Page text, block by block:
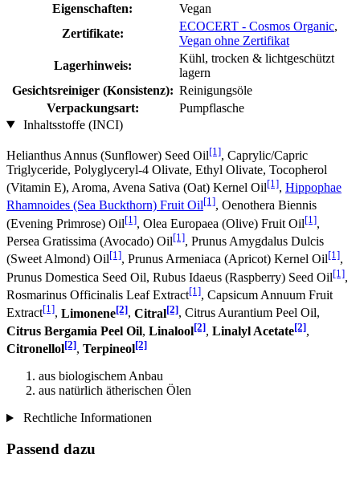
Eigenschaften:
Vegan
Zertifikate:
ECOCERT - Cosmos Organic,
Vegan ohne Zertifikat
Lagerhinweis:
Kühl, trocken & lichtgeschützt
lagern
Gesichtsreiniger (Konsistenz): Reinigungsöle
Verpackungsart:
Pumpflasche
Inhaltsstoffe (INCI)
Helianthus Annus (Sunflower) Seed Oil[1], Caprylic/Capric
Triglyceride, Polyglyceryl-4 Olivate, Ethyl Olivate, Tocopherol
(Vitamin E), Aroma, Avena Sativa (Oat) Kernel Oil[1], Hippophae
Rhamnoides (Sea Buckthorn) Fruit Oil[1], Oenothera Biennis
(Evening Primrose) Oil[1], Olea Europaea (Olive) Fruit Oil[1],
Persea Gratissima (Avocado) Oil[1], Prunus Amygdalus Dulcis
(Sweet Almond) Oil[1], Prunus Armeniaca (Apricot) Kernel Oil[1],
Prunus Domestica Seed Oil, Rubus Idaeus (Raspberry) Seed Oil[1],
Rosmarinus Officinalis Leaf Extract[1], Capsicum Annuum Fruit
Extract[1], Limonene[2], Citral[2], Citrus Aurantium Peel Oil,
Citrus Bergamia Peel Oil, Linalool[2], Linalyl Acetate[2],
Citronellol[2], Terpineol[2]
aus biologischem Anbau
aus natürlich ätherischen Ölen
Rechtliche Informationen
Passend dazu